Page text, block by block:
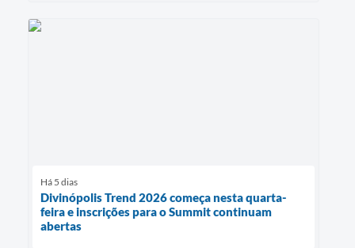
Há 5 dias
Divinópolis Trend 2026 começa nesta quarta-
feira e inscrições para o Summit continuam
abertas